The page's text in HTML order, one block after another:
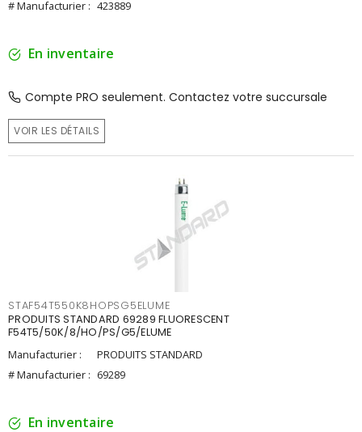
# Manufacturier : 423889
En inventaire
Compte PRO seulement. Contactez votre succursale
VOIR LES DÉTAILS
STAF54T550K8HOPSG5ELUME
PRODUITS STANDARD 69289 FLUORESCENT
F54T5/50K/8/HO/PS/G5/ELUME
Manufacturier :
PRODUITS STANDARD
# Manufacturier : 69289
En inventaire